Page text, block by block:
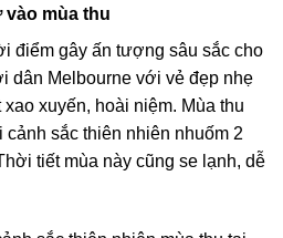
vào mùa thu
điểm gây ấn tượng sâu sắc cho
dân Melbourne với vẻ đẹp nhẹ
xuyến, hoài niệm. Mùa thu
sắc thiên nhiên nhuốm 2
tiết mùa này cũng se lạnh, dễ